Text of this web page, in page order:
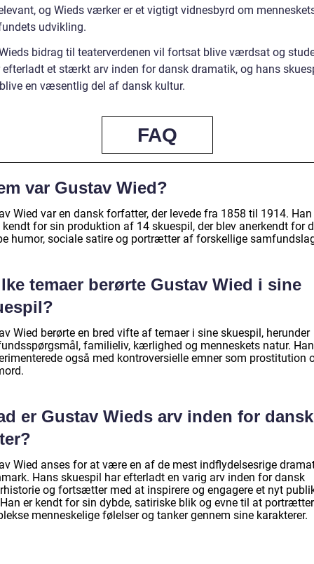
og Wieds værker er et vigtigt vidnesbyrd om
udvikling.
bidrag til teaterverdenen vil fortsat blive værdsat og
efterladt et stærkt arv inden for dansk dramatik, og hans
en væsentlig del af dansk kultur.
FAQ
var Gustav Wied?
Wied var en dansk forfatter, der levede fra 1858 til 1914.
for sin produktion af 14 skuespil, der blev anerkendt for
humor, sociale satire og portrætter af forskellige
temaer berørte Gustav Wied i sine
Wied berørte en bred vifte af temaer i sine skuespil, herunder
familieliv, kærlighed og menneskets natur. Han
også med kontroversielle emner som prostitution
er Gustav Wieds arv inden for dansk
Wied anses for at være en af de mest indflydelsesrige
Hans skuespil har efterladt en varig arv inden for dansk
og fortsætter med at inspirere og engagere et nyt
er kendt for sin dybde, satiriske blik og evne til at
menneskelige følelser og tanker gennem sine karakterer.